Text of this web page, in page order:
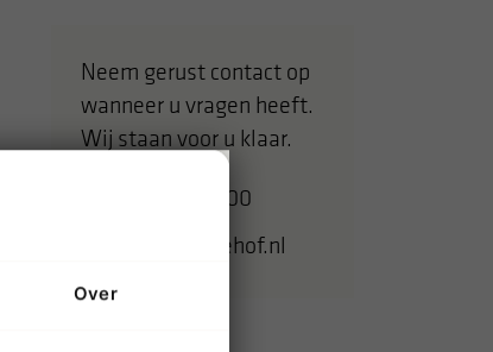
Over
Neem gerust contact op
wanneer u vragen heeft.
Wij staan voor u klaar.
088 1198 200
info@vredehof.nl